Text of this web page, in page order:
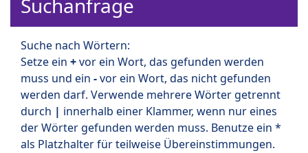
Suchanfrage
Suche nach Wörtern:
Setze ein +vor ein Wort, das gefunden werden
muss und ein -vor ein Wort, das nicht gefunden
werden darf. Verwende mehrere Wörter getrennt
durch | innerhalb einer Klammer, wenn nur eines
der Wörter gefunden werden muss. Benutze ein *
als Platzhalter für teilweise Übereinstimmungen.